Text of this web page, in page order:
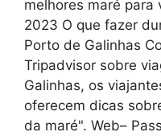
melhores maré para
2023 O que fazer
Porto de Galinhas
Tripadvisor sobre
Galinhas, os
oferecem dicas
da maré". Web–